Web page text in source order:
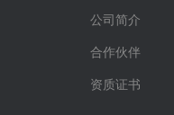
公司简介
合作伙伴
资质证书